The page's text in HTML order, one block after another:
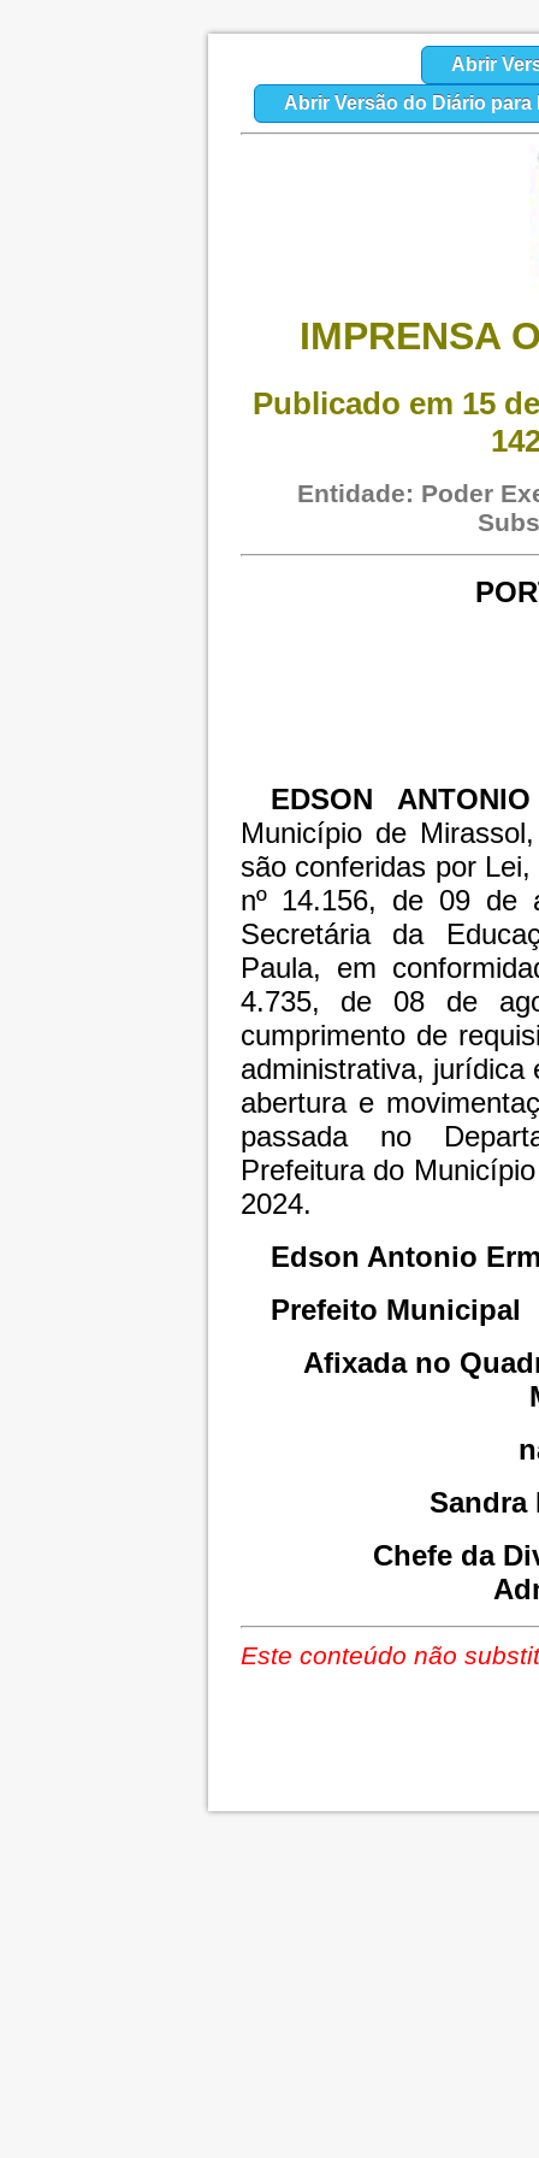
Abrir
Abrir Versão do Diário para
IMPRENSA
Publicado em 15
Entidade: Poder
EDSON
Município de
são conferidas por
nº 14.156, de 09 de
Secretária da
Paula, em
4.735, de 08 de
cumprimento de
administrativa, jurídica
abertura e
passada no
Prefeitura do
2024.
Edson Antonio
Prefeito Municipal
Afixada no
Sandra
Chefe da
Este conteúdo não